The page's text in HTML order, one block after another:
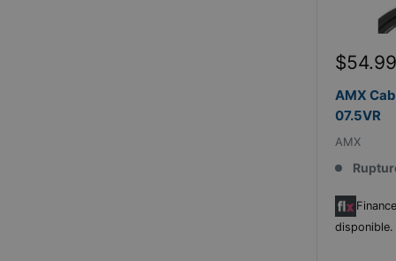
Prix
$54.99
AMX
07.5VR
AMX
disponible.